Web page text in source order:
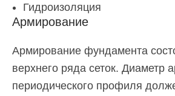
Гидроизоляция
Армирование
Армирование фундамента
верхнего ряда сеток. Диаметр
периодического профиля